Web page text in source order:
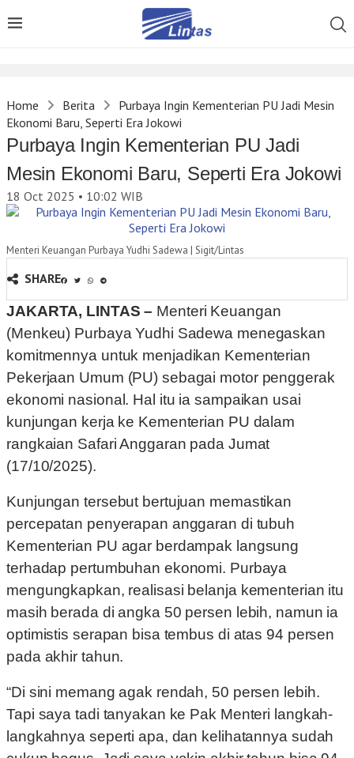
Home Berita
Purbaya Ingin Kementerian PU Jadi Mesin
Ekonomi Baru, Seperti Era Jokowi
Purbaya Ingin Kementerian PU Jadi
Mesin Ekonomi Baru, Seperti Era Jokowi
18 Oct 2025 • 10:02 WIB
Menteri Keuangan Purbaya Yudhi Sadewa | Sigit/Lintas
SHARE
JAKARTA, LINTAS – Menteri Keuangan
(Menkeu) Purbaya Yudhi Sadewa menegaskan
komitmennya untuk menjadikan Kementerian
Pekerjaan Umum (PU) sebagai motor penggerak
ekonomi nasional. Hal itu ia sampaikan usai
kunjungan kerja ke Kementerian PU dalam
rangkaian Safari Anggaran pada Jumat
(17/10/2025).
Kunjungan tersebut bertujuan memastikan
percepatan penyerapan anggaran di tubuh
Kementerian PU agar berdampak langsung
terhadap pertumbuhan ekonomi. Purbaya
mengungkapkan, realisasi belanja kementerian itu
masih berada di angka 50 persen lebih, namun ia
optimistis serapan bisa tembus di atas 94 persen
pada akhir tahun.
“Di sini memang agak rendah, 50 persen lebih.
Tapi saya tadi tanyakan ke Pak Menteri langkah-
langkahnya seperti apa, dan kelihatannya sudah